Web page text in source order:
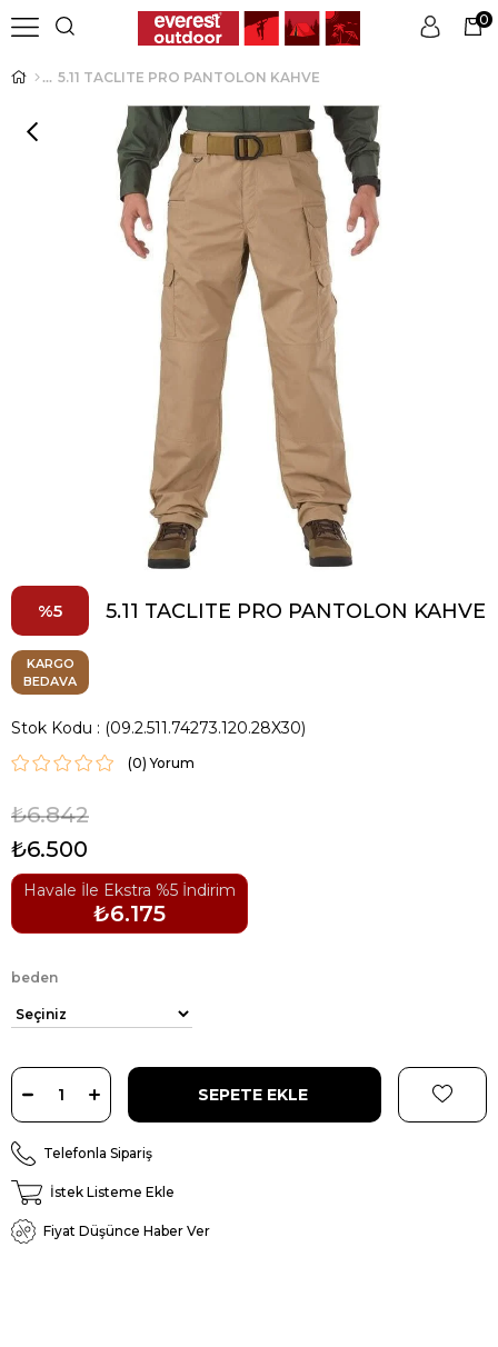
Üye Girişi Üye Ol
0
5.11 TACLITE PRO PANTOLON KAHVE
5 5.11 TACLITE PRO PANTOLON KAHVE
KARGO
BEDAVA
Stok Kodu (09.2.511.74273.120.28X30)
(0)
₺6.842
₺6.500
Havale İle Ekstra %5 İndirim
₺6.175
beden
Telefonla Sipariş
İstek Listeme Ekle
Fiyat Düşünce Haber Ver